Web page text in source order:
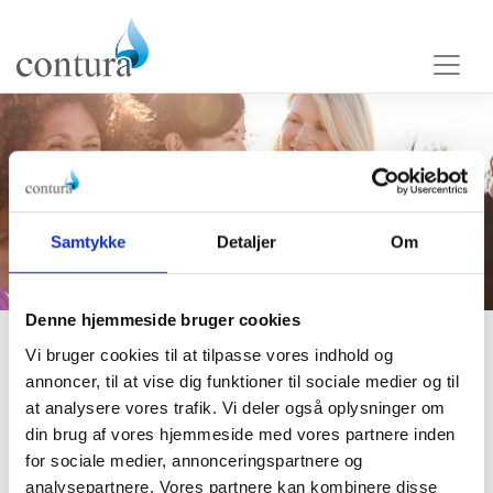
Samtykke Detaljer Om
Denne hjemmeside bruger cookies
Vi bruger cookies til at tilpasse vores indhold og
annoncer, til at vise dig funktioner til sociale medier og til
at analysere vores trafik. Vi deler også oplysninger om
din brug af vores hjemmeside med vores partnere inden
for sociale medier, annonceringspartnere og
analysepartnere. Vores partnere kan kombinere disse
Bulkamid®